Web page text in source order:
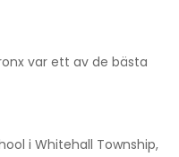
var ett av de bästa
i Whitehall Township,